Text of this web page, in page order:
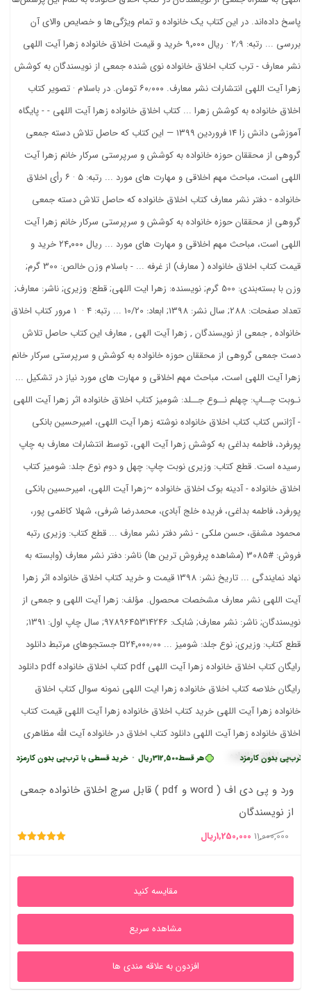
هر قسط312,500ریال • خرید قسطی با ترب‌پی بدون کارمزد کارمزد
ورد و پی دی اف ( word و pdf ) قابل سرچ اخلاق خانواده جمعی
از نویسندگان
11,000,000 قیمت
11,000,000ریال
1,250,000ریال
1,250,000ریال
مقایسه کنید
مشاهده سریع
افزدون به علاقه مندی ها